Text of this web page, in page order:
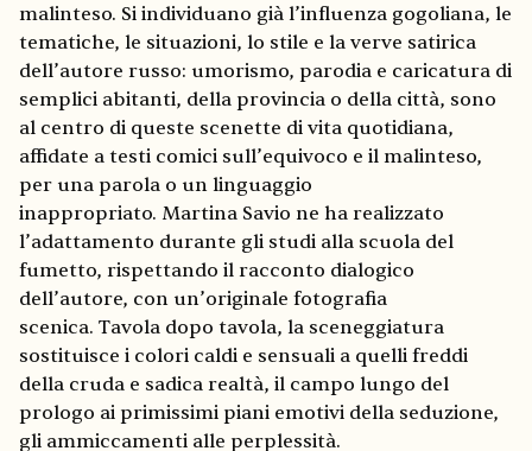
malinteso. Si individuano già l’influenza gogoliana, le
tematiche, le situazioni, lo stile e la verve satirica
dell’autore russo: umorismo, parodia e caricatura di
semplici abitanti, della provincia o della città, sono
al centro di queste scenette di vita quotidiana,
affidate a testi comici sull’equivoco e il malinteso,
per una parola o un linguaggio
inappropriato. Martina Savio ne ha realizzato
l’adattamento durante gli studi alla scuola del
fumetto, rispettando il racconto dialogico
dell’autore, con un’originale fotografia
scenica. Tavola dopo tavola, la sceneggiatura
sostituisce i colori caldi e sensuali a quelli freddi
della cruda e sadica realtà, il campo lungo del
prologo ai primissimi piani emotivi della seduzione,
gli ammiccamenti alle perplessità.